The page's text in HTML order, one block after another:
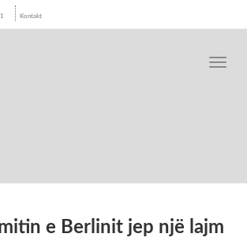
Kontakt
e Berlinit jep një lajm